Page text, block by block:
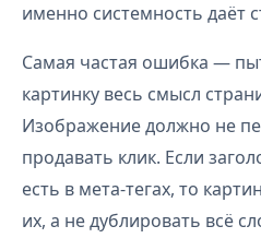
именно системность даёт
Самая частая ошибка —
картинку весь смысл
Изображение должно не
продавать клик. Если
есть в мета-тегах, то
их, а не дублировать всё